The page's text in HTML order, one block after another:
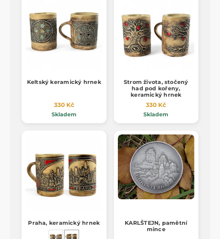
Keltský keramický hrnek
330 Kč
Skladem
Strom života, stočený
had pod kořeny,
keramický hrnek
330 Kč
Skladem
Praha, keramický hrnek
KARLŠTEJN, pamětní
mince